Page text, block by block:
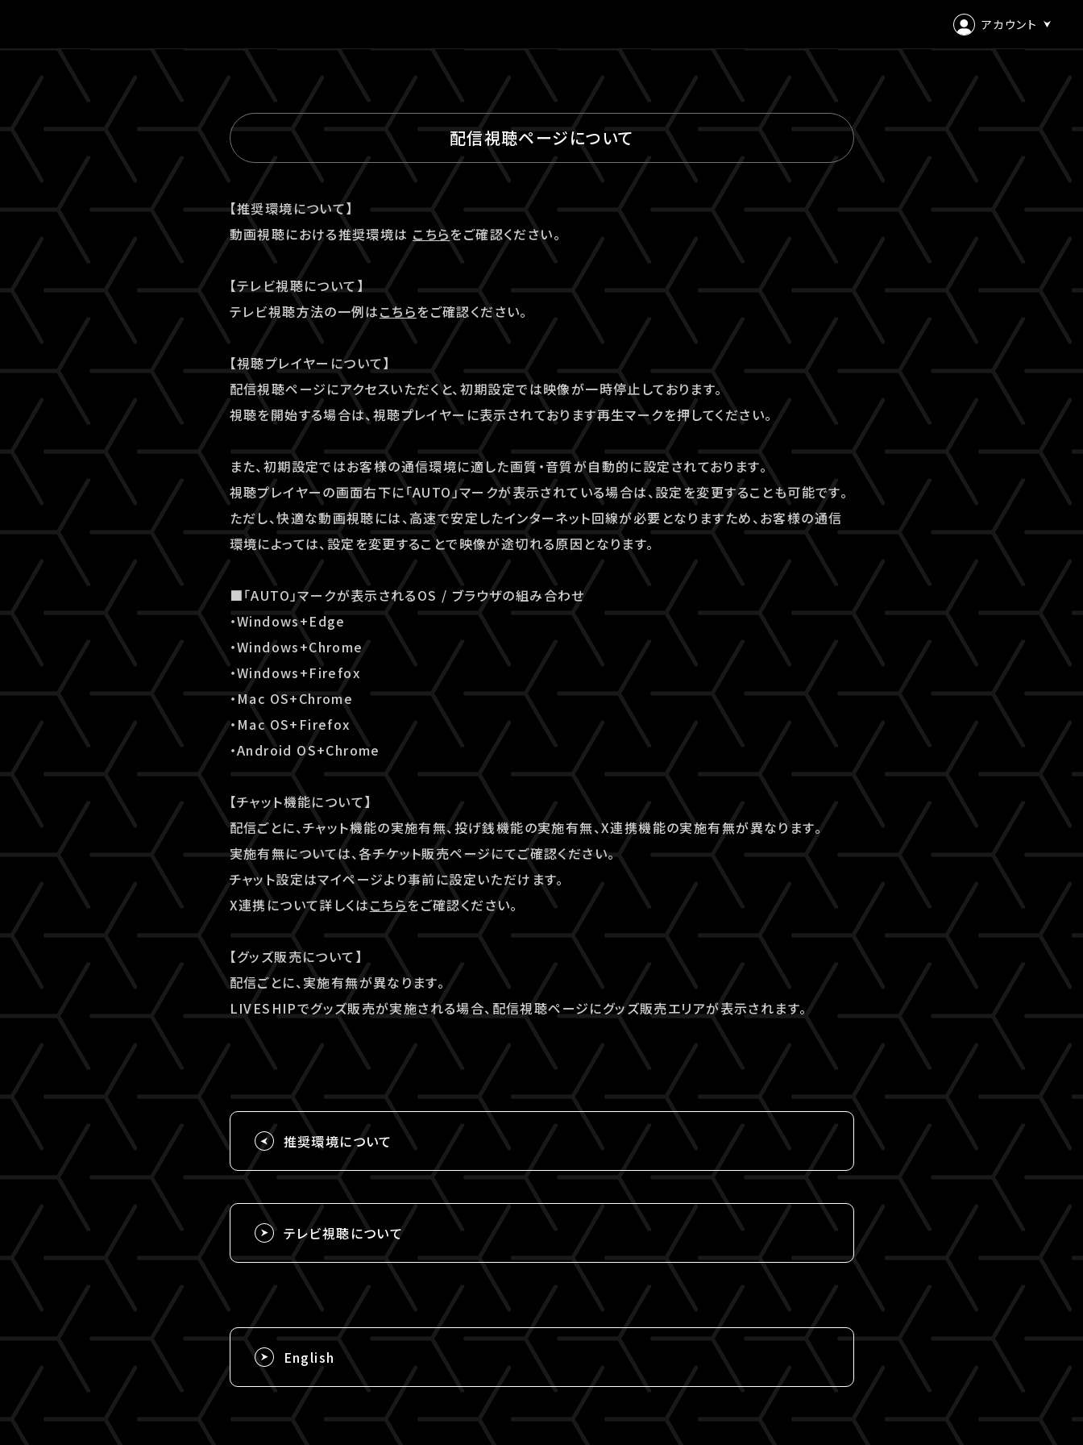
アカウント
ログイン
会員登録
配信視聴ページについて
【推奨環境について】
動画視聴における推奨環境は こちらをご確認ください。
【テレビ視聴について】
テレビ視聴⽅法の⼀例はこちらをご確認ください。
【視聴プレイヤーについて】
配信視聴ページにアクセスいただくと、初期設定では映像が一時停止しております。
視聴を開始する場合は、視聴プレイヤーに表示されております再生マークを押してください。
また、初期設定ではお客様の通信環境に適した画質・音質が自動的に設定されております。
視聴プレイヤーの画面右下に「AUTO」マークが表示されている場合は、設定を変更することも可能です。
ただし、快適な動画視聴には、高速で安定したインターネット回線が必要となりますため、お客様の通信
環境によっては、設定を変更することで映像が途切れる原因となります。
■「AUTO」マークが表示されるOS / ブラウザの組み合わせ
・Windows+Edge
・Windows+Chrome
・Windows+Firefox
・Mac OS+Chrome
・Mac OS+Firefox
・Android OS+Chrome
【チャット機能について】
配信ごとに、チャット機能の実施有無、投げ銭機能の実施有無、X連携機能の実施有無が異なります。
実施有無については、各チケット販売ページにてご確認ください。
チャット設定はマイページより事前に設定いただけます。
X連携について詳しくはこちらをご確認ください。
【グッズ販売について】
配信ごとに、実施有無が異なります。
LIVESHIPでグッズ販売が実施される場合、配信視聴ページにグッズ販売エリアが表示されます。
推奨環境について
テレビ視聴について
English